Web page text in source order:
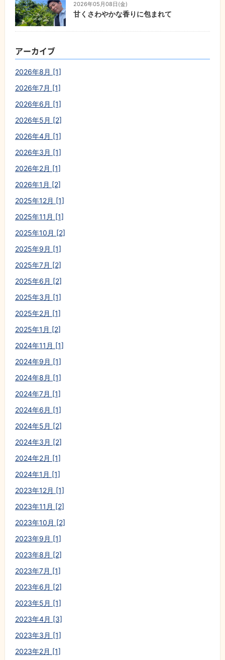
2026年05月08日(金)
甘くさわやかな香りに包まれて
アーカイブ
2026年8月 [1]
2026年7月 [1]
2026年6月 [1]
2026年5月 [2]
2026年4月 [1]
2026年3月 [1]
2026年2月 [1]
2026年1月 [2]
2025年12月 [1]
2025年11月 [1]
2025年10月 [2]
2025年9月 [1]
2025年7月 [2]
2025年6月 [2]
2025年3月 [1]
2025年2月 [1]
2025年1月 [2]
2024年11月 [1]
2024年9月 [1]
2024年8月 [1]
2024年7月 [1]
2024年6月 [1]
2024年5月 [2]
2024年3月 [2]
2024年2月 [1]
2024年1月 [1]
2023年12月 [1]
2023年11月 [2]
2023年10月 [2]
2023年9月 [1]
2023年8月 [2]
2023年7月 [1]
2023年6月 [2]
2023年5月 [1]
2023年4月 [3]
2023年3月 [1]
2023年2月 [1]